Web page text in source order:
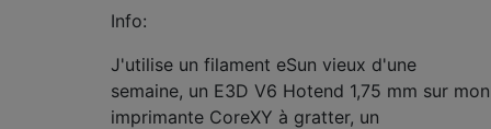
Info:
J'utilise un filament eSun vieux d'une
semaine, un E3D V6 Hotend 1,75 mm sur mon
imprimante CoreXY à gratter, un